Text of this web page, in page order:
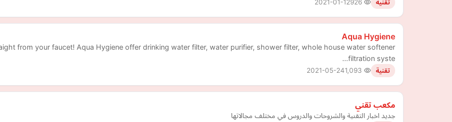
تقنية 2021-01-12
Aqua Hygiene
from your faucet! Aqua Hygiene offer drinking water filter, water purifier, shower filter, whole house water softener
filtration syste…
تقنية 2021-05-24
مكعب تقني
جديد اخبار التقنية والشروحات والدروس في مختلف مجالاتها